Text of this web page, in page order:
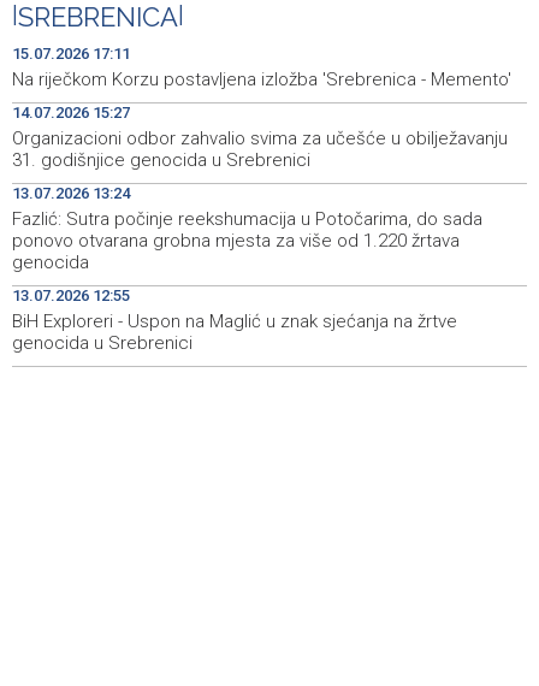
09:32 Crnogorska vlada pokazala je da poštuje Hrvatsku
09:31
Bećirović na svečanosti povodom Dana grada
Cazina:Slobodarski narod Krajine nikad i niko nije slomio
09:27
'Gastro Livno 2026.' okupit će domaće ugostitelje i
proizvođače
09:25
Crishock posjetio IDDEEA-u: Zajednička opredijeljenost
za nastavak saradnje
09:25
evropskom putu BiH
SREBRENICA
15.07.2026 17:11
Na riječkom Korzu postavljena izložba 'Srebrenica - Memento'
14.07.2026 15:27
Organizacioni odbor zahvalio svima za učešće u obilježavanju
31. godišnjice genocida u Srebrenici
13.07.2026 13:24
Fazlić: Sutra počinje reekshumacija u Potočarima, do sada
ponovo otvarana grobna mjesta za više od 1.220 žrtava
genocida
13.07.2026 12:55
BiH Exploreri - Uspon na Maglić u znak sjećanja na žrtve
genocida u Srebrenici